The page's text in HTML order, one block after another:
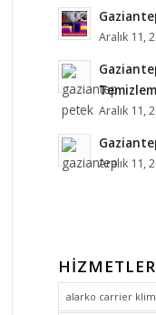
Aralık 11,
Aralık 11,
Aralık 11,
HIZMETLER
alarko carrier